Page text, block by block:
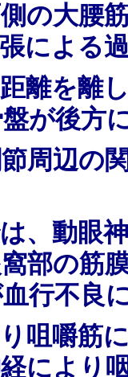
の大腰
による
離を離
が後方
周辺の
、動眼
部の筋
行不良
咀嚼筋
により